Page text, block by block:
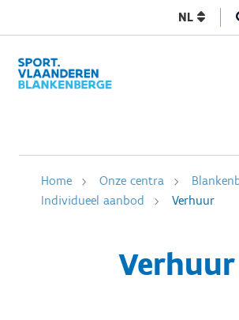
NL
Home Onze centra
Individueel aanbod
Verhuur
Verhuur